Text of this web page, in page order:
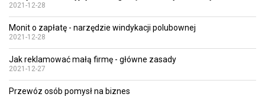
2021-12-28
Monit o zapłatę - narzędzie windykacji polubownej
2021-12-28
Jak reklamować małą firmę - główne zasady
2021-12-27
Przewóz osób pomysł na biznes